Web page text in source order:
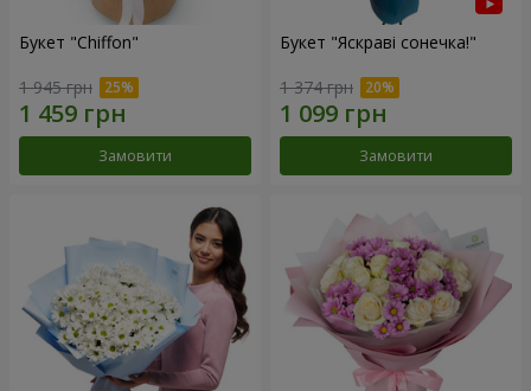
Букет "Chiffon"
1 945 грн
Замовити
Букет "Яскраві сонечка!"
1 374 грн
Замовити